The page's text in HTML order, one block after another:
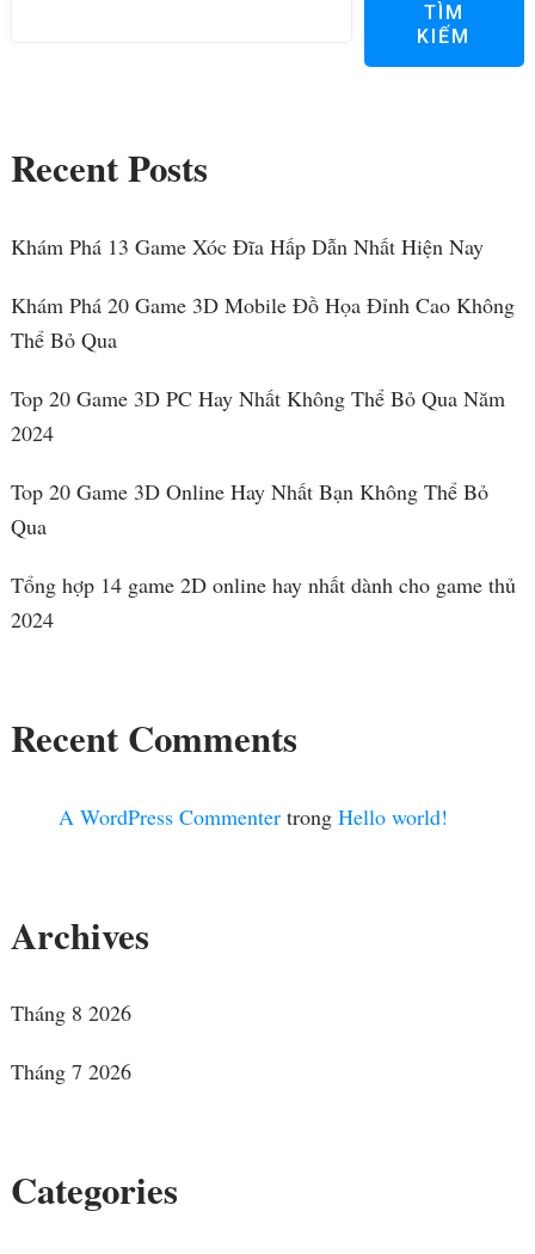
TÌM
KIẾM
Recent Posts
Khám Phá 13 Game Xóc Đĩa Hấp Dẫn Nhất Hiện Nay
Khám Phá 20 Game 3D Mobile Đồ Họa Đỉnh Cao Không
Thể Bỏ Qua
Top 20 Game 3D PC Hay Nhất Không Thể Bỏ Qua Năm
2024
Top 20 Game 3D Online Hay Nhất Bạn Không Thể Bỏ
Qua
Tổng hợp 14 game 2D online hay nhất dành cho game thủ
2024
Recent Comments
A WordPress Commentertrong Hello world!
Archives
Tháng 8 2026
Tháng 7 2026
Categories